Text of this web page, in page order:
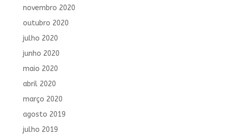
novembro 2020
outubro 2020
julho 2020
junho 2020
maio 2020
abril 2020
março 2020
agosto 2019
julho 2019